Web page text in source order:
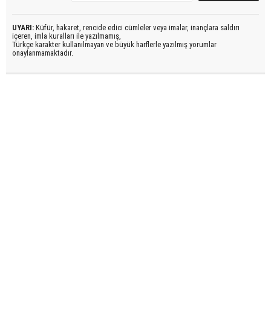
UYARI: Küfür, hakaret, rencide edici cümleler veya imalar, inançlara saldırı
içeren, imla kuralları ile yazılmamış,
Türkçe karakter kullanılmayan ve büyük harflerle yazılmış yorumlar
onaylanmamaktadır.